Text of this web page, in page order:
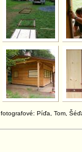
fotografové: Píďa, Tom,